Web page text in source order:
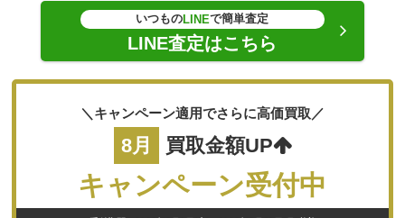
いつものLINEで簡単査定
LINE査定はこちら
＼キャンペーン適用でさらに高価買取／
8月 買取金額UP
キャンペーン受付中